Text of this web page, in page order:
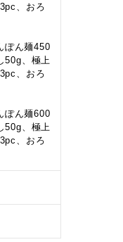
、おろ
ぽん麺450
50g、極上
、おろ
ぽん麺600
50g、極上
、おろ